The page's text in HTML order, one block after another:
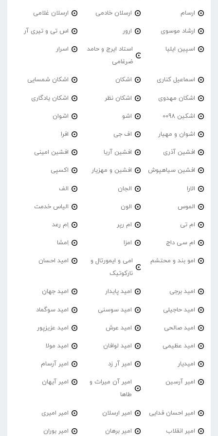
ارسام ارسلان خادمی ارسلان غلامی
ارشاد موسوی ارور اس تی و تیری آر
اسپین ایلیا
استاد ایرج و حامد
ضرغامی
اسرار
اسماعیل کناری اشکان اشکان شمسایی
اشکان مهدوی اشکان نظر اشکان یادگاری
اشکین 0098 اشو اشوان
اشوان و مهیار اف جی افرا
افشین آذری افشین آریا افشین امینی
افشین سیاهپوش افشین و مهزیار اکسپی
الارا الجان الف
الموس الون الیاس خدمت
ام تی ام رپر اِم رعد
ام سی داج امزا اِمشا
امو بند و محتشم
امی و ایمورتال و
نارکوتیک
امید احسان
امید برجی امید پایدار امید جهان
امید حاجیلی امید سوسنی امید سوگماد
امید صالحی امید عرش امید عزیزپور
امید عظیمی امید لوافان امید مولا
امیدیار امیر آر زد امیر آرسام
امیر آرسین
امیر آن میراث و
طاها
امیر آیهان
امیر احسان فدایی امیر ارسلان امیر امیری
امیر انقلاب امیر برهان امیر‌ بوران